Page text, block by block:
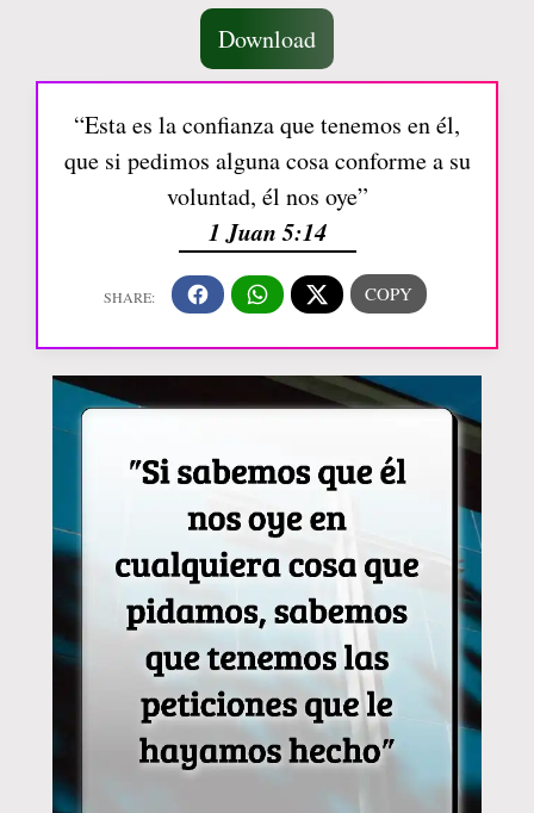
Download
“Esta es la confianza que tenemos en él,
que si pedimos alguna cosa conforme a su
voluntad, él nos oye”
1 Juan 5:14